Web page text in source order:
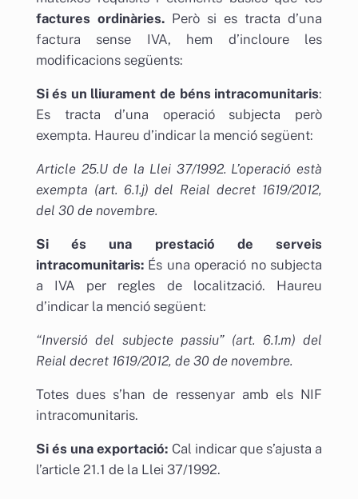
factures ordinàries. Però si es tracta d’una
factura sense IVA, hem d’incloure les
modificacions següents:
Si és un lliurament de béns intracomunitaris:
Es tracta d’una operació subjecta però
exempta. Haureu d’indicar la menció següent:
Article 25.U de la Llei 37/1992. L’operació està
exempta (art. 6.1.j) del Reial decret 1619/2012,
del 30 de novembre.
Si és una prestació de serveis
intracomunitaris: És una operació no subjecta
a IVA per regles de localització. Haureu
d’indicar la menció següent:
“Inversió del subjecte passiu” (art. 6.1.m) del
Reial decret 1619/2012, de 30 de novembre.
Totes dues s’han de ressenyar amb els NIF
intracomunitaris.
Si és una exportació: Cal indicar que s’ajusta a
l’article 21.1 de la Llei 37/1992.